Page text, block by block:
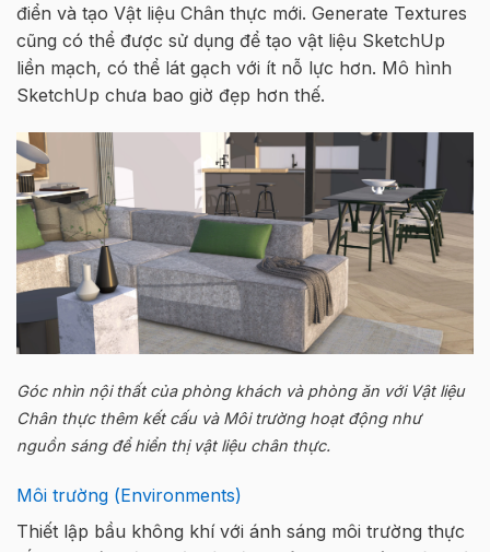
điển và tạo Vật liệu Chân thực mới. Generate Textures
cũng có thể được sử dụng để tạo vật liệu SketchUp
liền mạch, có thể lát gạch với ít nỗ lực hơn. Mô hình
SketchUp chưa bao giờ đẹp hơn thế.
Góc nhìn nội thất của phòng khách và phòng ăn với Vật liệu
Chân thực thêm kết cấu và Môi trường hoạt động như
nguồn sáng để hiển thị vật liệu chân thực.
Môi trường (Environments)
Thiết lập bầu không khí với ánh sáng môi trường thực